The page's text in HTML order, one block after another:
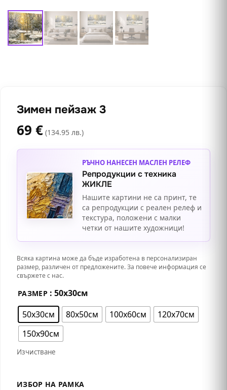
Зимен пейзаж 3
69 € (134.95 лв.)
РЪЧНО НАНЕСЕН МАСЛЕН РЕЛЕФ
Репродукции с техника
ЖИКЛЕ
Нашите картини не са принт, те
са репродукции с реален релеф и
текстура, положени с малки
четки от нашите художници!
Всяка картина може да бъде изработена в персонализиран
размер, различен от предложените. За повече информация се
свържете с нас.
РАЗМЕР : 50х30см
50х30см
80х50см 100х60см
120х70см
150х90см
Изчистване
ИЗБОР НА РАМКА